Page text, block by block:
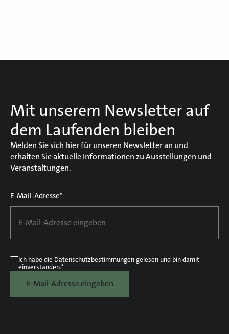
Mit unserem Newsletter auf
dem Laufenden bleiben
Melden Sie sich hier für unseren Newsletter an und
erhalten Sie aktuelle Informationen zu Ausstellungen und
Veranstaltungen.
E-Mail-Adresse*
Ich habe die Datenschutzbestimmungengelesen und bin damit
einverstanden.*
E-Mail-Adresse eingeben